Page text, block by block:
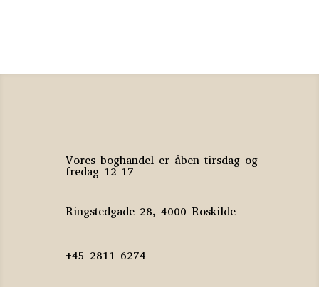
Vores boghandel er åben tirsdag og
fredag 12-17
Ringstedgade 28, 4000 Roskilde
+45 2811 6274